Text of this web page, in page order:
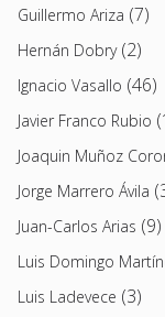
Guillermo Ariza (7)
Hernán Dobry(2)
Ignacio Vasallo (46)
Javier Franco Rubio
Joaquin Muñoz
Jorge Marrero Ávila
Juan-Carlos Arias (9)
Luis Domingo
Luis Ladevece (3)